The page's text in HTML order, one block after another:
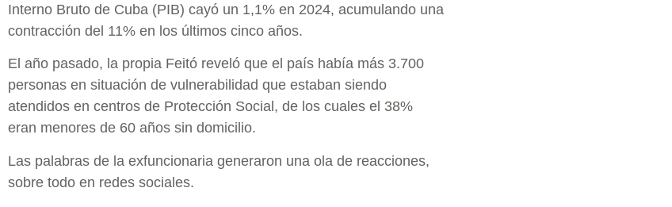
Interno Bruto de Cuba (PIB) cayó un 1,1% en 2024, acumulando una
contracción del 11% en los últimos cinco años.
El año pasado, la propia Feitó reveló que el país había más 3.700
personas en situación de vulnerabilidad que estaban siendo
atendidos en centros de Protección Social, de los cuales el 38%
eran menores de 60 años sin domicilio.
Las palabras de la exfuncionaria generaron una ola de reacciones,
sobre todo en redes sociales.